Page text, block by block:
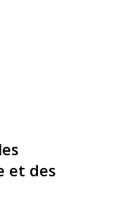
et des